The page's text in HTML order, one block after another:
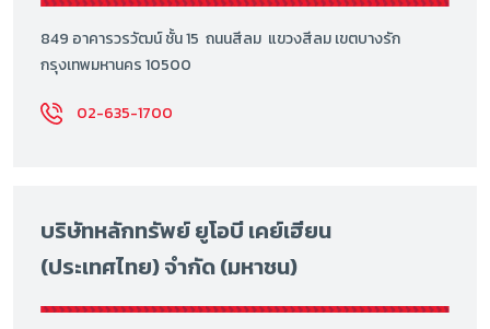
849 อาคารวรวัฒน์ ชั้น 15 ถนนสีลม แขวงสีลม เขตบางรัก
กรุงเทพมหานคร 10500
02-635-1700
บริษัทหลักทรัพย์ ยูโอบี เคย์เฮียน
(ประเทศไทย) จำกัด (มหาชน)